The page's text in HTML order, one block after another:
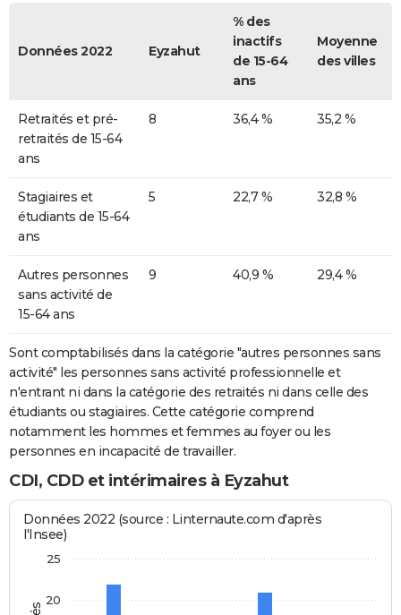
Données 2022 Eyzahut
% des
inactifs
de 15-64
ans
Moyenne
des villes
Retraités et pré-
retraités de 15-64
ans
8 36,4 % 35,2 %
Stagiaires et
étudiants de 15-64
ans
5 22,7 % 32,8 %
Autres personnes
sans activité de
15-64 ans
9 40,9 % 29,4 %
Sont comptabilisés dans la catégorie "autres personnes sans
activité" les personnes sans activité professionnelle et
n'entrant ni dans la catégorie des retraités ni dans celle des
étudiants ou stagiaires. Cette catégorie comprend
notamment les hommes et femmes au foyer ou les
personnes en incapacité de travailler.
CDI, CDD et intérimaires à Eyzahut
Données 2022 (source : Linternaute.com d'après
l'Insee)
20
25